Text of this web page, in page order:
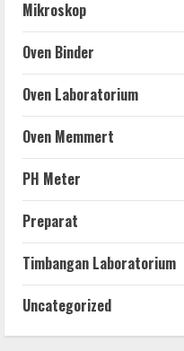
Mikroskop
Oven Binder
Oven Laboratorium
Oven Memmert
PH Meter
Preparat
Timbangan Laboratorium
Uncategorized